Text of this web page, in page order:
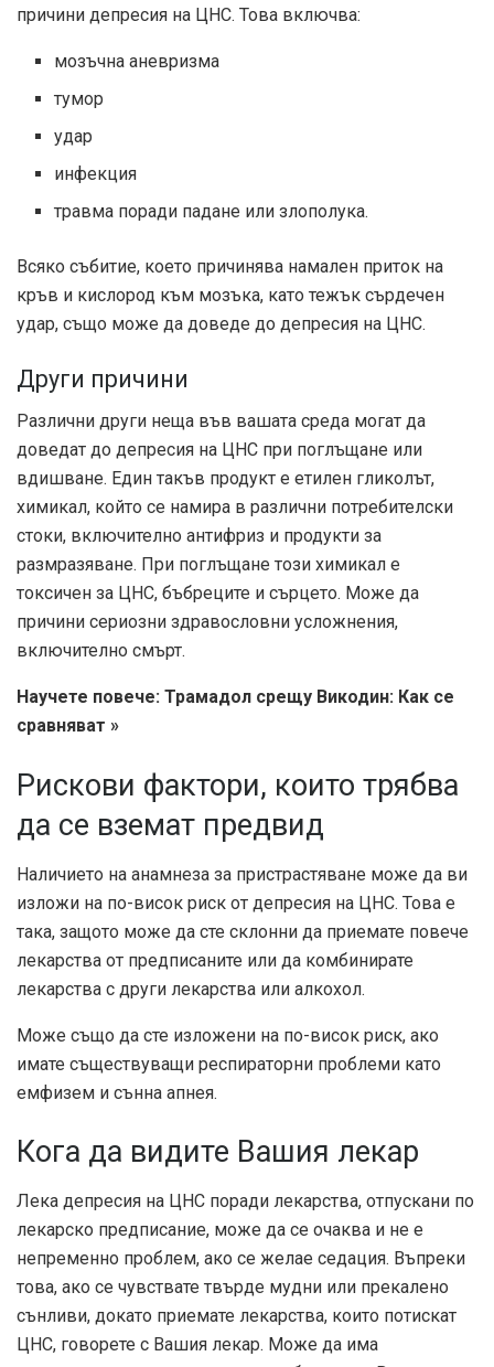
причини депресия на ЦНС. Това включва:
мозъчна аневризма
тумор
удар
инфекция
травма поради падане или злополука.
Всяко събитие, което причинява намален приток на
кръв и кислород към мозъка, като тежък сърдечен
удар, също може да доведе до депресия на ЦНС.
Други причини
Различни други неща във вашата среда могат да
доведат до депресия на ЦНС при поглъщане или
вдишване. Един такъв продукт е етилен гликолът,
химикал, който се намира в различни потребителски
стоки, включително антифриз и продукти за
размразяване. При поглъщане този химикал е
токсичен за ЦНС, бъбреците и сърцето. Може да
причини сериозни здравословни усложнения,
включително смърт.
Научете повече: Трамадол срещу Викодин: Как се
сравняват »
Рискови фактори, които трябва
да се вземат предвид
Наличието на анамнеза за пристрастяване може да ви
изложи на по-висок риск от депресия на ЦНС. Това е
така, защото може да сте склонни да приемате повече
лекарства от предписаните или да комбинирате
лекарства с други лекарства или алкохол.
Може също да сте изложени на по-висок риск, ако
имате съществуващи респираторни проблеми като
емфизем и сънна апнея.
Кога да видите Вашия лекар
Лека депресия на ЦНС поради лекарства, отпускани по
лекарско предписание, може да се очаква и не е
непременно проблем, ако се желае седация. Въпреки
това, ако се чувствате твърде мудни или прекалено
сънливи, докато приемате лекарства, които потискат
ЦНС, говорете с Вашия лекар. Може да има